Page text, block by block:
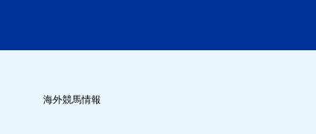
海外競馬情報